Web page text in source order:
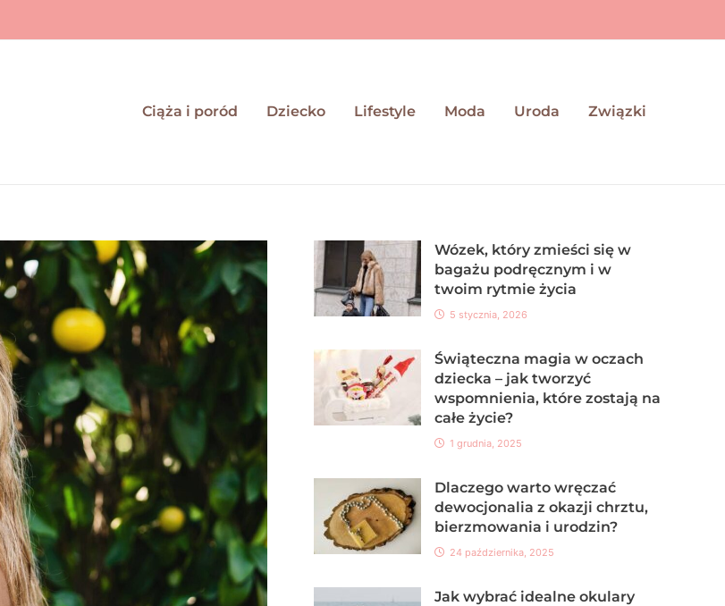
Ciąża i poród Dziecko Lifestyle Moda Uroda Związki
Wózek, który zmieści się w
bagażu podręcznym i w
twoim rytmie życia
5 stycznia, 2026
Świąteczna magia w oczach
dziecka – jak tworzyć
wspomnienia, które zostają na
całe życie?
1 grudnia, 2025
Dlaczego warto wręczać
dewocjonalia z okazji chrztu,
bierzmowania i urodzin?
24 października, 2025
Jak wybrać idealne okulary